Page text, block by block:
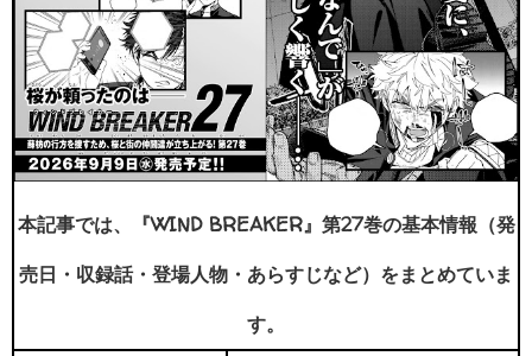
本記事では、『WIND BREAKER』第27巻の基本情報（発
売日・収録話・登場人物・あらすじなど）をまとめていま
す。